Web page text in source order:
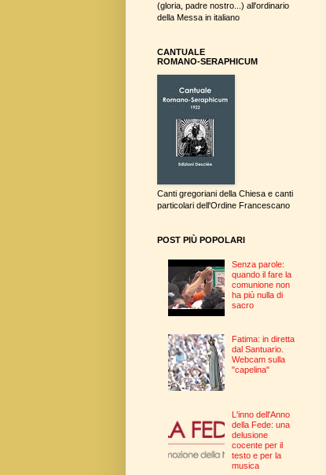
(gloria, padre nostro...) all'ordinario
della Messa in italiano
CANTUALE
ROMANO-SERAPHICUM
Canti gregoriani della Chiesa e canti
particolari dell'Ordine Francescano
POST PIÙ POPOLARI
Senza parole:
quando il fare la
comunione non
ha più nulla di
sacro
Fatima: in diretta
dal Santuario.
Webcam sulla
"capelina"
L'inno dell'Anno
della Fede: una
delusione
cocente per il
testo e per la
musica